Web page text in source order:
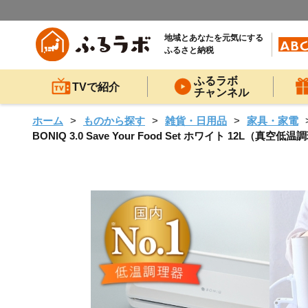
地域とあなたを元気にする
ふるさと納税
TVで紹介
ふるラボ
チャンネル
ホーム ものから探す 雑貨・日用品
家具・家電
BONIQ 3.0 Save Your Food Set ホワイト 12L（真空低温